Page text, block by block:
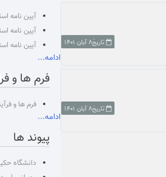
تاریخ۸ آبان ۱۴۰۱
تاریخ۸ آبان ۱۴۰۱
آیین نامه
آیین نامه
آیین نامه
ادامه...
فرم ها و
فرم ها و
ادامه...
پیوند ها
دانشگاه